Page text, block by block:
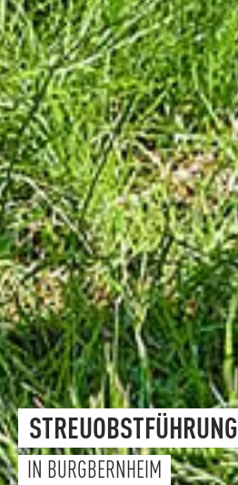
STREUOBSTFÜHRUNG
IN BURGBERNHEIM